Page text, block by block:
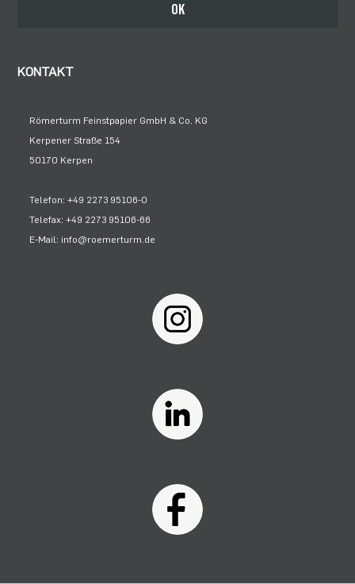
OK
KONTAKT
Römerturm Feinstpapier GmbH & Co. KG
Kerpener Straße 154
50170 Kerpen
Telefon: +49 2273 95106-0
Telefax: +49 2273 95106-66
E-Mail: info@roemerturm.de